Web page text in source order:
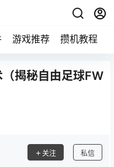
游戏推荐 攒机教程
揭秘自由足球FW
关注 私信